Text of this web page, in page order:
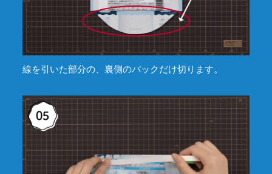
線を引いた部分の、裏側のパックだけ切ります。